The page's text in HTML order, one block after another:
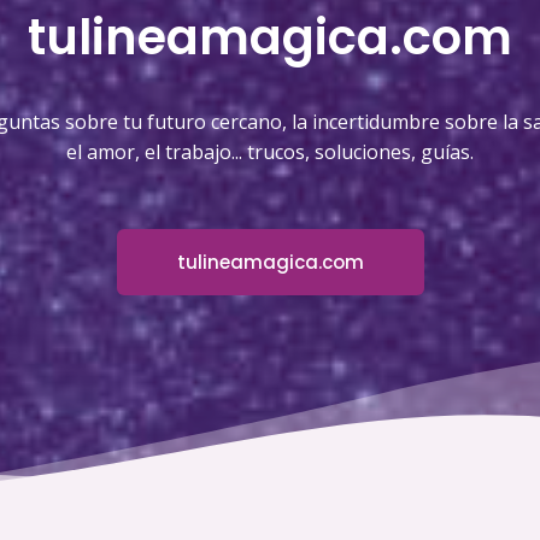
tulineamagica.com
sobre tu futuro cercano, la incertidumbre sobre la
el amor, el trabajo... trucos, soluciones, guías.
tulineamagica.com